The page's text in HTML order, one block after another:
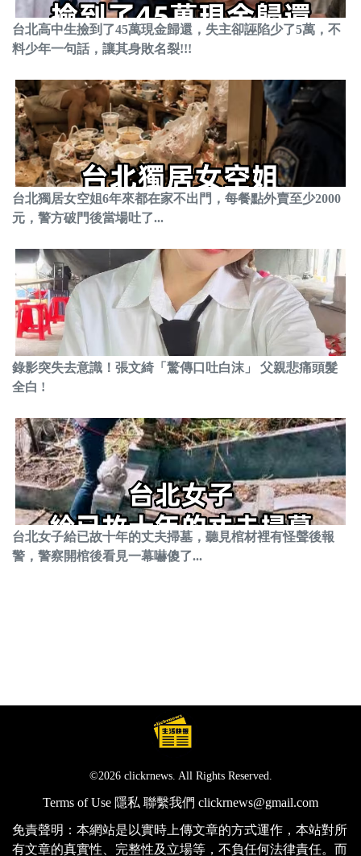
台北高中生撿到了45萬現金歸還，失主卻誣陷少了5萬，不
料少年一句話，讓其身敗名裂!!!
台北獨居女空姐6年來都在家不出門，每餐點外賣至少2000
元，警方破門後當場吐了...
錄影突失去意識！張文綺「驚傳口吐白沫」 父親悲痛頭髮
全白 !
台北女子給已故十年的丈夫掃墓，聽見棺材裡有怪聲後報
警，警察開棺後看見一幕嚇傻了...
©2026 clickrnews. All Rights Reserved.
Terms of Use 隱私 聯繫我們 clickrnews@gmail.com
免責聲明：本網站是以實時上傳文章的方式運作，本站對所
有文章的真實性、完整性及立場等，不負任何法律責任。而